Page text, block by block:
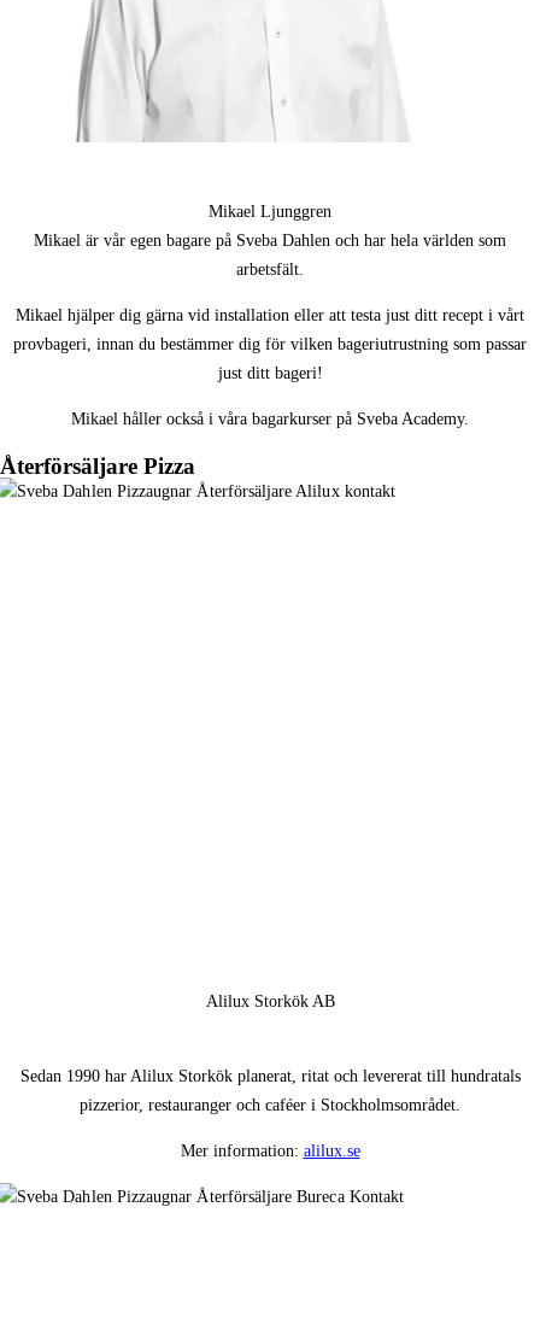
Mikael Ljunggren
Mikael är vår egen bagare på Sveba Dahlen och har hela världen som
arbetsfält.
Mikael hjälper dig gärna vid installation eller att testa just ditt recept i vårt
provbageri, innan du bestämmer dig för vilken bageriutrustning som passar
just ditt bageri!
Mikael håller också i våra bagarkurser på Sveba Academy.
Återförsäljare Pizza
Alilux Storkök AB
Sedan 1990 har Alilux Storkök planerat, ritat och levererat till hundratals
pizzerior, restauranger och caféer i Stockholmsområdet.
Mer information: alilux.se